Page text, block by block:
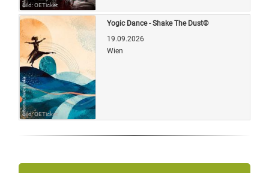
Bild: OETicket
Bild: OETicket
Yogic Dance - Shake The Dust©
19.09.2026
Wien